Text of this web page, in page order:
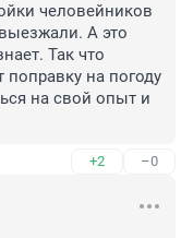
человейников
А это
Так что
на погоду
на свой опыт и
+2 –0